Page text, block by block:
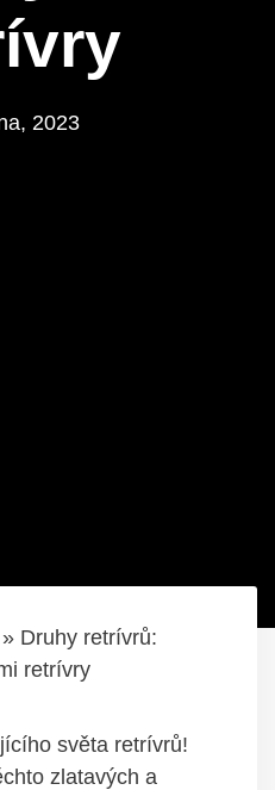
2023
» Druhy retrívrů:
retrívry
světa retrívrů!
zlatavých a